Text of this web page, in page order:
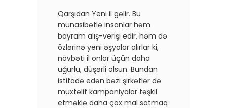
Qarşıdan Yeni il gəlir. Bu
münasibətlə insanlar həm
bayram alış-verişi edir, həm də
özlərinə yeni əşyalar alırlar ki,
növbəti il onlar üçün daha
uğurlu, düşərli olsun. Bundan
istifadə edən bəzi şirkətlər də
müxtəlif kampaniyalar təşkil
etməklə daha çox mal satmaq